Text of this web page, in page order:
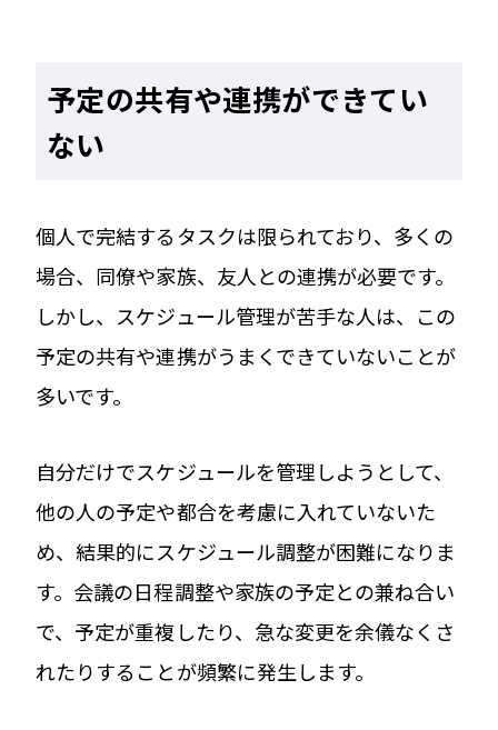
予定の共有や連携ができてい
ない
個人で完結するタスクは限られており、多くの
場合、同僚や家族、友人との連携が必要です。
しかし、スケジュール管理が苦手な人は、この
予定の共有や連携がうまくできていないことが
多いです。
自分だけでスケジュールを管理しようとして、
他の人の予定や都合を考慮に入れていないた
め、結果的にスケジュール調整が困難になりま
す。会議の日程調整や家族の予定との兼ね合い
で、予定が重複したり、急な変更を余儀なくさ
れたりすることが頻繁に発生します。